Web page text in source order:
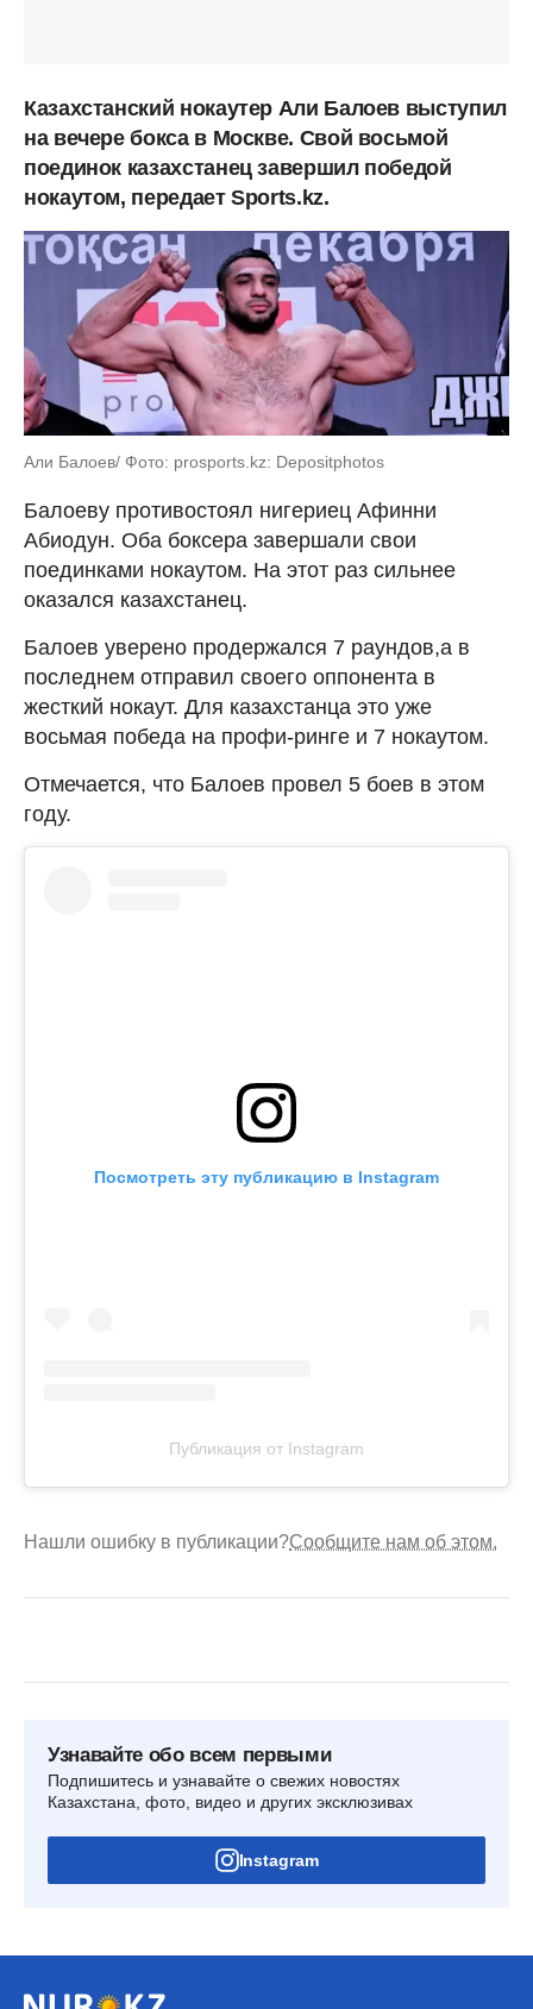
Казахстанский нокаутер Али Балоев выступил
на вечере бокса в Москве. Свой восьмой
поединок казахстанец завершил победой
нокаутом, передает Sports.kz.
Али Балоев/ Фото: prosports.kz: Depositphotos
Балоеву противостоял нигериец Афинни
Абиодун. Оба боксера завершали свои
поединками нокаутом. На этот раз сильнее
оказался казахстанец.
Балоев уверено продержался 7 раундов,а в
последнем отправил своего оппонента в
жесткий нокаут. Для казахстанца это уже
восьмая победа на профи-ринге и 7 нокаутом.
Отмечается, что Балоев провел 5 боев в этом
году.
Посмотреть эту публикацию в Instagram
Публикация от Instagram
Нашли ошибку в публикации?Сообщите нам об этом.
Узнавайте обо всем первыми
Подпишитесь и узнавайте о свежих новостях
Казахстана, фото, видео и других эксклюзивах
Instagram